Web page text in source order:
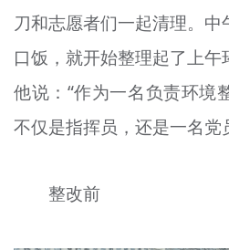
刀和志愿者们一起清理。
口饭，就开始整理起了上午
他说：“作为一名负责环境
不仅是指挥员，还是一名党
整改前